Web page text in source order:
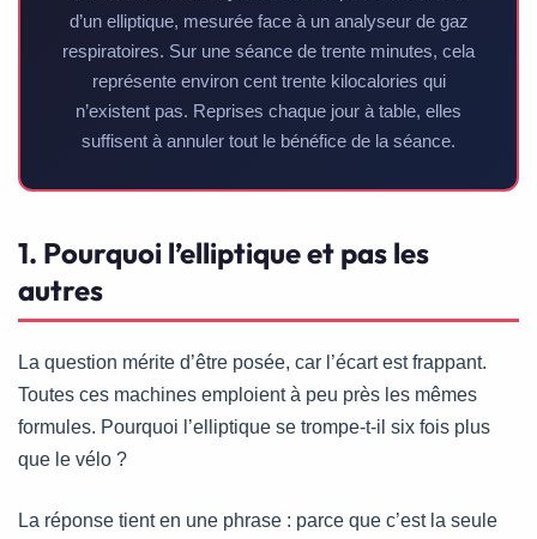
d’un elliptique, mesurée face à un analyseur de gaz
respiratoires. Sur une séance de trente minutes, cela
représente environ cent trente kilocalories qui
n’existent pas. Reprises chaque jour à table, elles
suffisent à annuler tout le bénéfice de la séance.
1. Pourquoi l’elliptique et pas les
autres
La question mérite d’être posée, car l’écart est frappant.
Toutes ces machines emploient à peu près les mêmes
formules. Pourquoi l’elliptique se trompe-t-il six fois plus
que le vélo ?
La réponse tient en une phrase : parce que c’est la seule